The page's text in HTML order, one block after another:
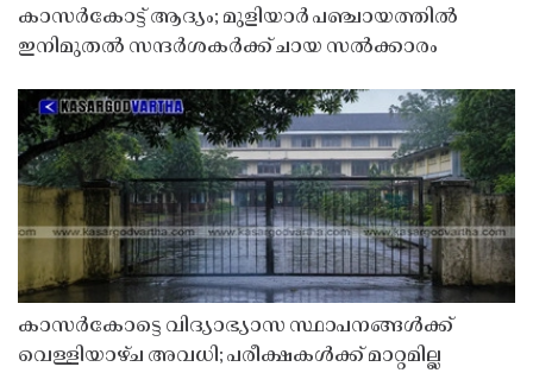
കാസർകോട്ട് ആദ്യം; മുളിയാർ പഞ്ചായത്തിൽ
ഇനിമുതൽ സന്ദർശകർക്ക് ചായ സൽക്കാരം
കാസർകോട്ടെ വിദ്യാഭ്യാസ സ്ഥാപനങ്ങൾക്ക്
വെള്ളിയാഴ്ച അവധി; പരീക്ഷകൾക്ക് മാറ്റമില്ല